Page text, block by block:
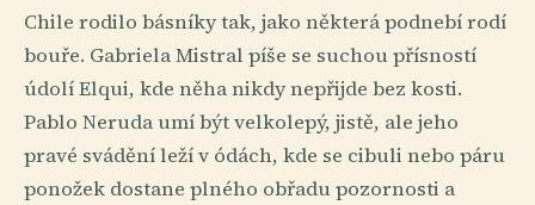
Chile rodilo básníky tak, jako některá podnebí rodí
bouře. Gabriela Mistral píše se suchou přísností
údolí Elqui, kde něha nikdy nepřijde bez kosti.
Pablo Neruda umí být velkolepý, jistě, ale jeho
pravé svádění leží v ódách, kde se cibuli nebo páru
ponožek dostane plného obřadu pozornosti a